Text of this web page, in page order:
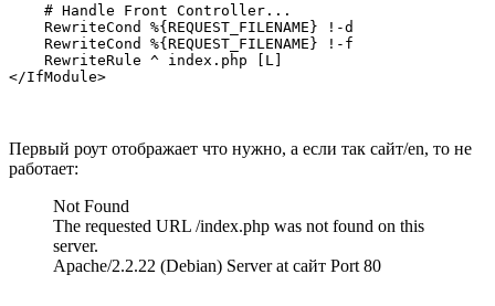
    # Handle Front Controller...
    RewriteCond %{REQUEST_FILENAME} !-d
    RewriteCond %{REQUEST_FILENAME} !-f
    RewriteRule ^ index.php [L]
</IfModule>
Первый роут отображает что нужно, а если так сайт/en, то не
работает:
Not Found
The requested URL /index.php was not found on this
server.
Apache/2.2.22 (Debian) Server at сайт Port 80